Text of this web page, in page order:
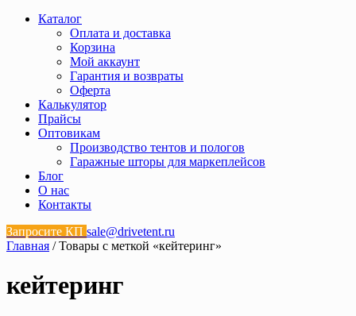
Каталог
Оплата и доставка
Корзина
Мой аккаунт
Гарантия и возвраты
Оферта
Калькулятор
Прайсы
Оптовикам
Производство тентов и пологов
Гаражные шторы для маркеплейсов
Блог
О нас
Контакты
Запросите КП sale@drivetent.ru
Главная / Товары с меткой «кейтеринг»
кейтеринг